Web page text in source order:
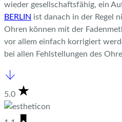
wieder gesellschaftsfähig, ein
BERLIN ist danach in der Regel
Ohren können mit der
vor allem einfach korrigiert
bei allen Fehlstellungen des
5.0